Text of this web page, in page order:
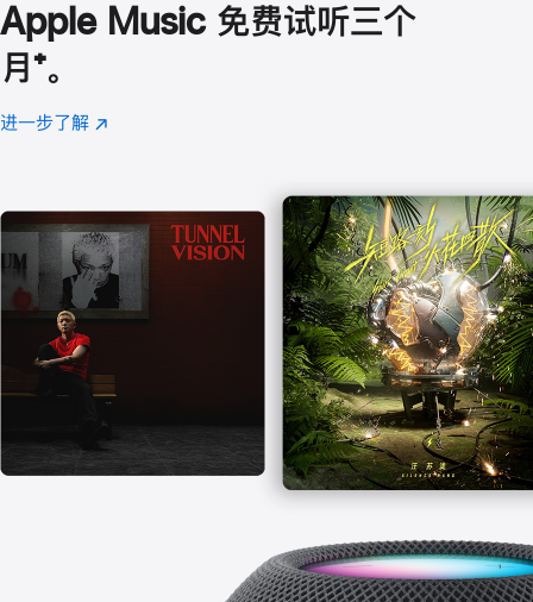
Apple Music 免费试听三个
月 脚
注
⁺。
进一步了解 Apple
(在
口
中
打
开)